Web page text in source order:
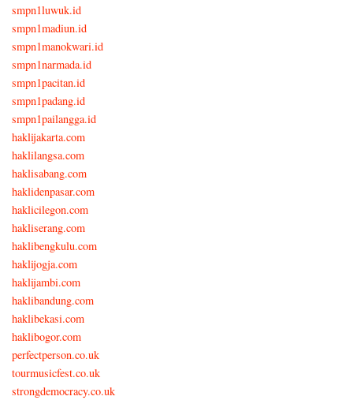
smpn1luwuk.id
smpn1madiun.id
smpn1manokwari.id
smpn1narmada.id
smpn1pacitan.id
smpn1padang.id
smpn1pailangga.id
haklijakarta.com
haklilangsa.com
haklisabang.com
haklidenpasar.com
haklicilegon.com
hakliserang.com
haklibengkulu.com
haklijogja.com
haklijambi.com
haklibandung.com
haklibekasi.com
haklibogor.com
perfectperson.co.uk
tourmusicfest.co.uk
strongdemocracy.co.uk